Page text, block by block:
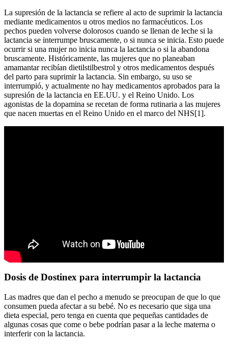
La supresión de la lactancia se refiere al acto de suprimir la lactancia
mediante medicamentos u otros medios no farmacéuticos. Los
pechos pueden volverse dolorosos cuando se llenan de leche si la
lactancia se interrumpe bruscamente, o si nunca se inicia. Esto puede
ocurrir si una mujer no inicia nunca la lactancia o si la abandona
bruscamente. Históricamente, las mujeres que no planeaban
amamantar recibían dietilstilbestrol y otros medicamentos después
del parto para suprimir la lactancia. Sin embargo, su uso se
interrumpió, y actualmente no hay medicamentos aprobados para la
supresión de la lactancia en EE.UU. y el Reino Unido. Los
agonistas de la dopamina se recetan de forma rutinaria a las mujeres
que nacen muertas en el Reino Unido en el marco del NHS[1].
Dosis de Dostinex para interrumpir la lactancia
Las madres que dan el pecho a menudo se preocupan de que lo que
consumen pueda afectar a su bebé. No es necesario que siga una
dieta especial, pero tenga en cuenta que pequeñas cantidades de
algunas cosas que come o bebe podrían pasar a la leche materna o
interferir con la lactancia.